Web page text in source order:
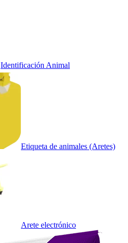
Identificación Animal
Etiqueta de animales (Aretes)
Arete electrónico